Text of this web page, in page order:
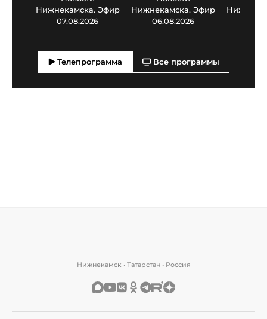
Нижнекамска. Эфир
07.08.2026
Нижнекамска. Эфир
06.08.2026
Телепрограмма Все программы
Нижнекамск • Татарстан • Россия